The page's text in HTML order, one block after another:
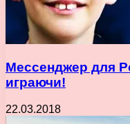
Мессенджер для
играючи!
22.03.2018